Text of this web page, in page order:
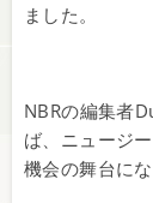
ました。
NBRの編集者
ば、ニュージ
機会の舞台に